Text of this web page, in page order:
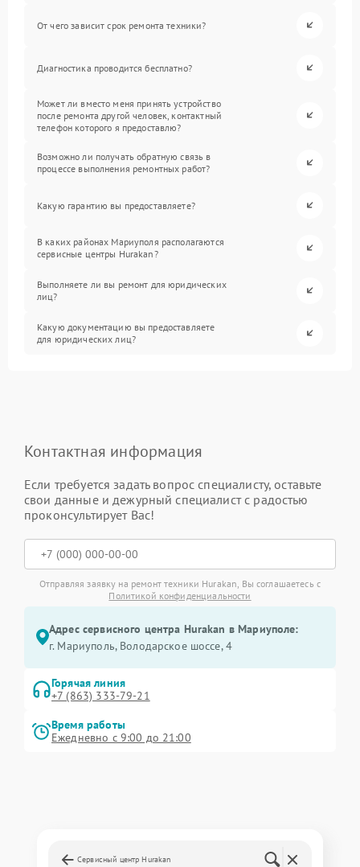
От чего зависит срок ремонта техники?
Диагностика проводится бесплатно?
Может ли вместо меня принять устройство
после ремонта другой человек, контактный
телефон которого я предоставлю?
Возможно ли получать обратную связь в
процессе выполнения ремонтных работ?
Какую гарантию вы предоставляете?
В каких районах Мариуполя располагаются
сервисные центры Hurakan?
Выполняете ли вы ремонт для юридических
лиц?
Какую документацию вы предоставляете
для юридических лиц?
Контактная информация
Если требуется задать вопрос специалисту, оставьте
свои данные и дежурный специалист с радостью
проконсультирует Вас!
Отправляя заявку на ремонт техники Hurakan, Вы соглашаетесь с
Политикой конфиденциальности
Адрес сервисного центра Hurakan в Мариуполе:
г. Мариуполь, Володарское шоссе, 4
Горячая линия
+7 (863) 333-79-21
Время работы
Ежедневно с 9:00 до 21:00
Сервисный центр Hurakan